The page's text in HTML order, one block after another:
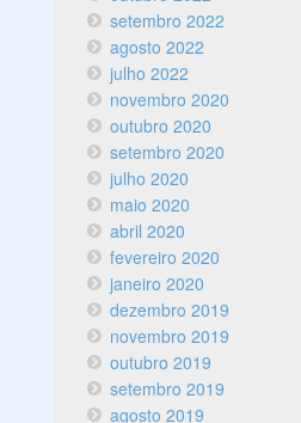
setembro 2022
agosto 2022
julho 2022
novembro 2020
outubro 2020
setembro 2020
julho 2020
maio 2020
abril 2020
fevereiro 2020
janeiro 2020
dezembro 2019
novembro 2019
outubro 2019
setembro 2019
agosto 2019